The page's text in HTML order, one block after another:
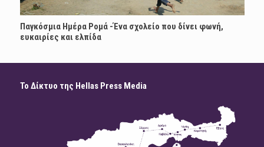
Παγκόσμια Ημέρα Ρομά -Ένα σχολείο που δίνει φωνή,
ευκαιρίες και ελπίδα
Το Δίκτυο της Hellas Press Media